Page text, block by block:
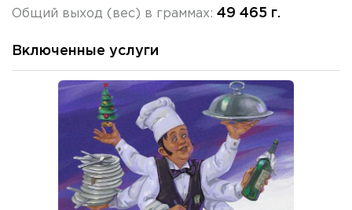
Общий выход (вес) в граммах: 49 465 г.
Включенные услуги